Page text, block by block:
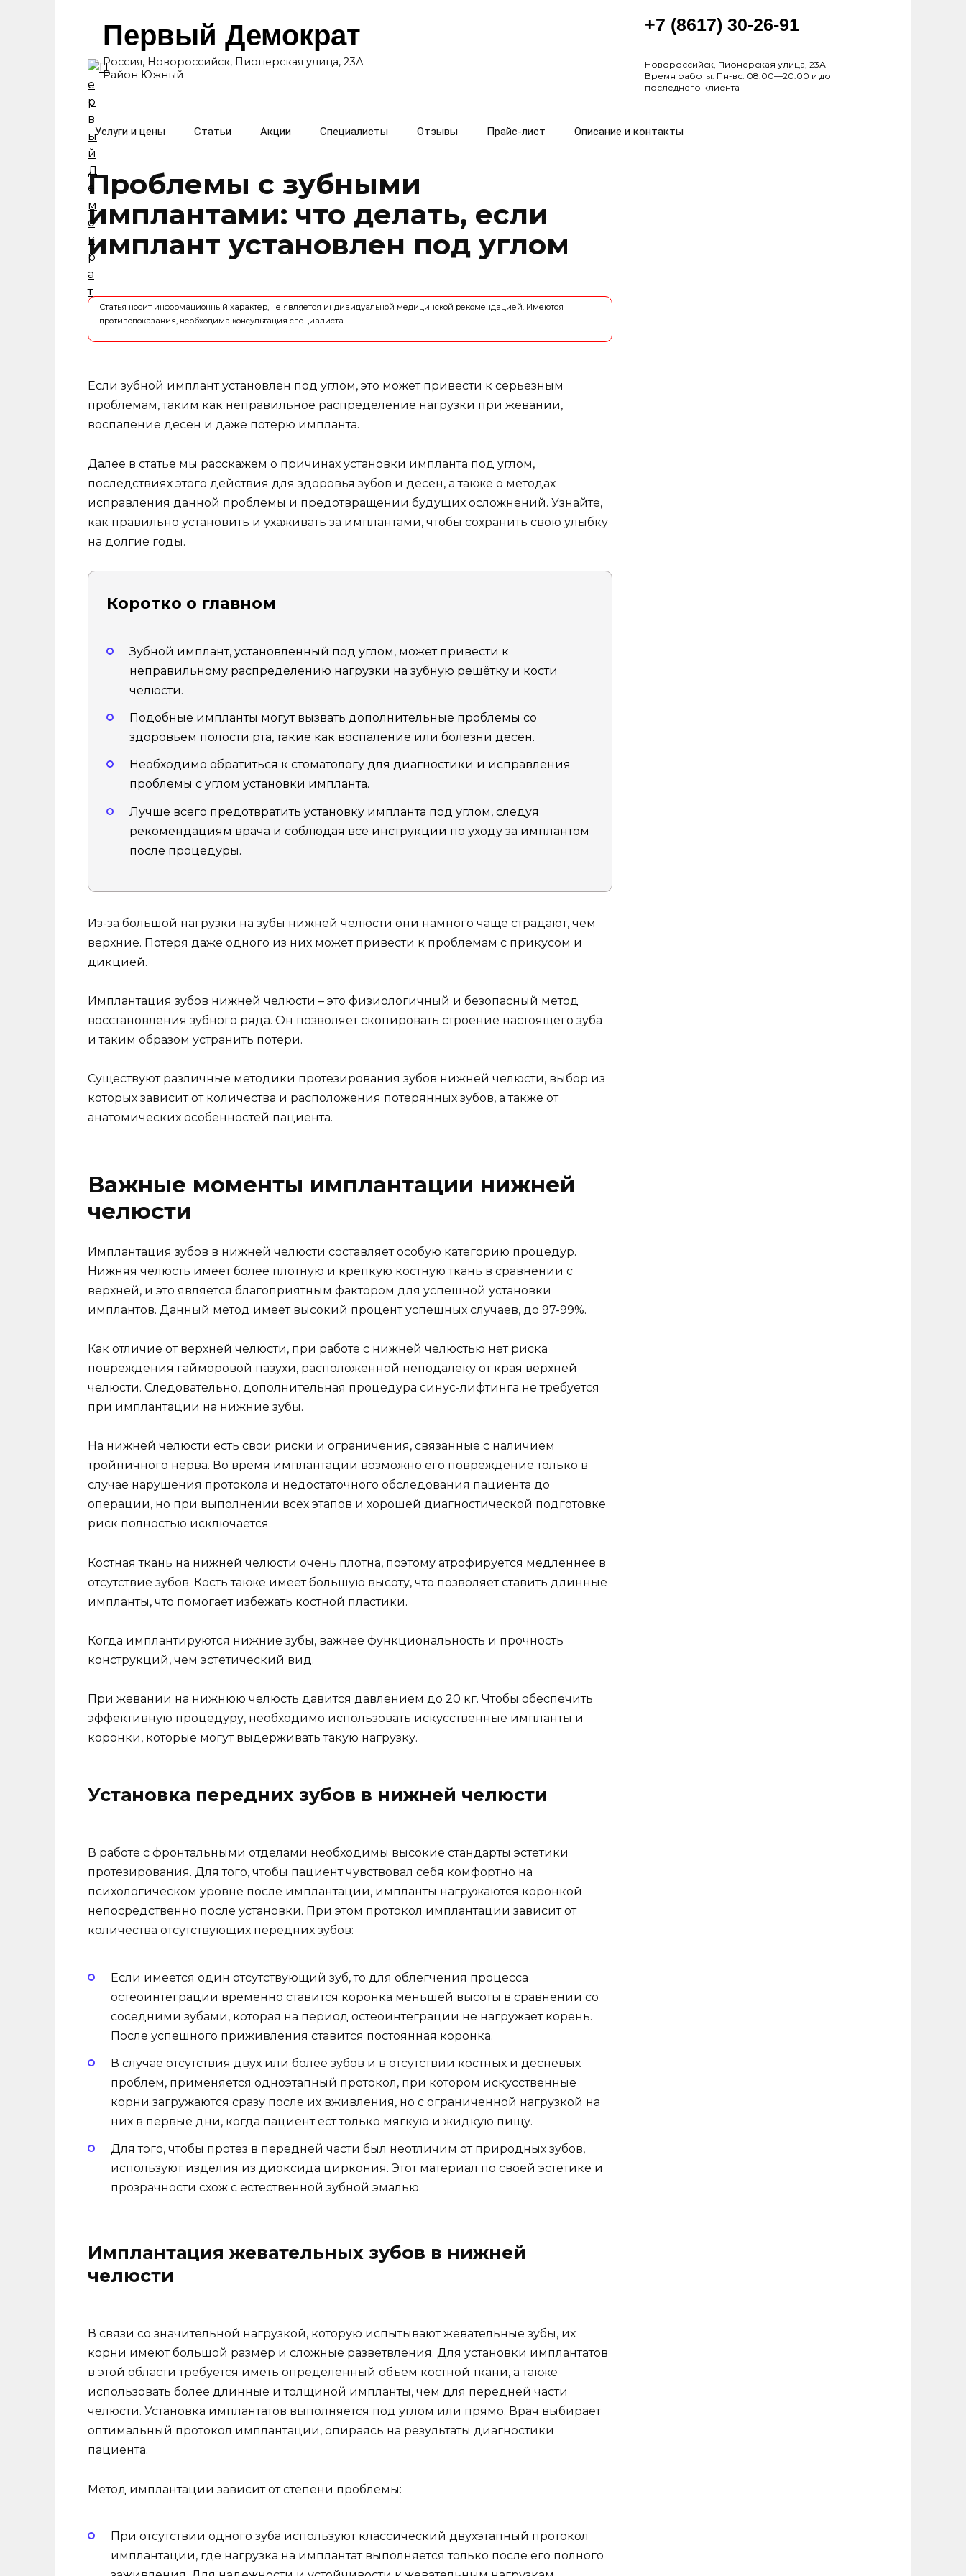
Первый Демократ
Россия, Новороссийск, Пионерская улица, 23А
Район Южный
+7 (8617) 30-26-91
Новороссийск, Пионерская улица, 23А
Время работы: Пн-вс: 08:00—20:00 и до
последнего клиента
Услуги и цены Статьи Акции Специалисты Отзывы Прайс-лист Описание и контакты
Проблемы с зубными
имплантами: что делать, если
имплант установлен под углом
Статья носит информационный характер, не является индивидуальной медицинской рекомендацией. Имеются
противопоказания, необходима консультация специалиста.
Если зубной имплант установлен под углом, это может привести к серьезным
проблемам, таким как неправильное распределение нагрузки при жевании,
воспаление десен и даже потерю импланта.
Далее в статье мы расскажем о причинах установки импланта под углом,
последствиях этого действия для здоровья зубов и десен, а также о методах
исправления данной проблемы и предотвращении будущих осложнений. Узнайте,
как правильно установить и ухаживать за имплантами, чтобы сохранить свою улыбку
на долгие годы.
Коротко о главном
Зубной имплант, установленный под углом, может привести к
неправильному распределению нагрузки на зубную решётку и кости
челюсти.
Подобные импланты могут вызвать дополнительные проблемы со
здоровьем полости рта, такие как воспаление или болезни десен.
Необходимо обратиться к стоматологу для диагностики и исправления
проблемы с углом установки импланта.
Лучше всего предотвратить установку импланта под углом, следуя
рекомендациям врача и соблюдая все инструкции по уходу за имплантом
после процедуры.
Из-за большой нагрузки на зубы нижней челюсти они намного чаще страдают, чем
верхние. Потеря даже одного из них может привести к проблемам с прикусом и
дикцией.
Имплантация зубов нижней челюсти – это физиологичный и безопасный метод
восстановления зубного ряда. Он позволяет скопировать строение настоящего зуба
и таким образом устранить потери.
Существуют различные методики протезирования зубов нижней челюсти, выбор из
которых зависит от количества и расположения потерянных зубов, а также от
анатомических особенностей пациента.
Важные моменты имплантации нижней
челюсти
Имплантация зубов в нижней челюсти составляет особую категорию процедур.
Нижняя челюсть имеет более плотную и крепкую костную ткань в сравнении с
верхней, и это является благоприятным фактором для успешной установки
имплантов. Данный метод имеет высокий процент успешных случаев, до 97-99%.
Как отличие от верхней челюсти, при работе с нижней челюстью нет риска
повреждения гайморовой пазухи, расположенной неподалеку от края верхней
челюсти. Следовательно, дополнительная процедура синус-лифтинга не требуется
при имплантации на нижние зубы.
На нижней челюсти есть свои риски и ограничения, связанные с наличием
тройничного нерва. Во время имплантации возможно его повреждение только в
случае нарушения протокола и недостаточного обследования пациента до
операции, но при выполнении всех этапов и хорошей диагностической подготовке
риск полностью исключается.
Костная ткань на нижней челюсти очень плотна, поэтому атрофируется медленнее в
отсутствие зубов. Кость также имеет большую высоту, что позволяет ставить длинные
импланты, что помогает избежать костной пластики.
Когда имплантируются нижние зубы, важнее функциональность и прочность
конструкций, чем эстетический вид.
При жевании на нижнюю челюсть давится давлением до 20 кг. Чтобы обеспечить
эффективную процедуру, необходимо использовать искусственные импланты и
коронки, которые могут выдерживать такую нагрузку.
Установка передних зубов в нижней челюсти
В работе с фронтальными отделами необходимы высокие стандарты эстетики
протезирования. Для того, чтобы пациент чувствовал себя комфортно на
психологическом уровне после имплантации, импланты нагружаются коронкой
непосредственно после установки. При этом протокол имплантации зависит от
количества отсутствующих передних зубов:
Если имеется один отсутствующий зуб, то для облегчения процесса
остеоинтеграции временно ставится коронка меньшей высоты в сравнении со
соседними зубами, которая на период остеоинтеграции не нагружает корень.
После успешного приживления ставится постоянная коронка.
В случае отсутствия двух или более зубов и в отсутствии костных и десневых
проблем, применяется одноэтапный протокол, при котором искусственные
корни загружаются сразу после их вживления, но с ограниченной нагрузкой на
них в первые дни, когда пациент ест только мягкую и жидкую пищу.
Для того, чтобы протез в передней части был неотличим от природных зубов,
используют изделия из диоксида циркония. Этот материал по своей эстетике и
прозрачности схож с естественной зубной эмалью.
Имплантация жевательных зубов в нижней
челюсти
В связи со значительной нагрузкой, которую испытывают жевательные зубы, их
корни имеют большой размер и сложные разветвления. Для установки имплантатов
в этой области требуется иметь определенный объем костной ткани, а также
использовать более длинные и толщиной импланты, чем для передней части
челюсти. Установка имплантатов выполняется под углом или прямо. Врач выбирает
оптимальный протокол имплантации, опираясь на результаты диагностики
пациента.
Метод имплантации зависит от степени проблемы:
При отсутствии одного зуба используют классический двухэтапный протокол
имплантации, где нагрузка на имплантат выполняется только после его полного